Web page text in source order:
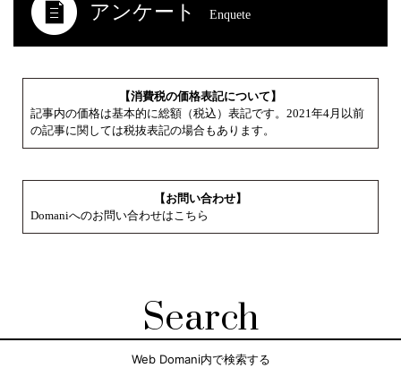
アンケート Enquete
【消費税の価格表記について】
記事内の価格は基本的に総額（税込）表記です。2021年4月以前
の記事に関しては税抜表記の場合もあります。
【お問い合わせ】
Domaniへのお問い合わせはこちら
Search
Web Domani内で検索する